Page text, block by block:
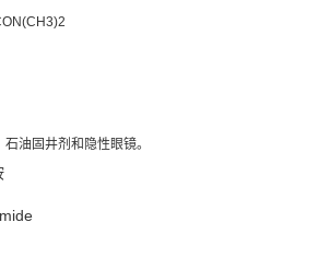
油固井剂和隐性眼镜。